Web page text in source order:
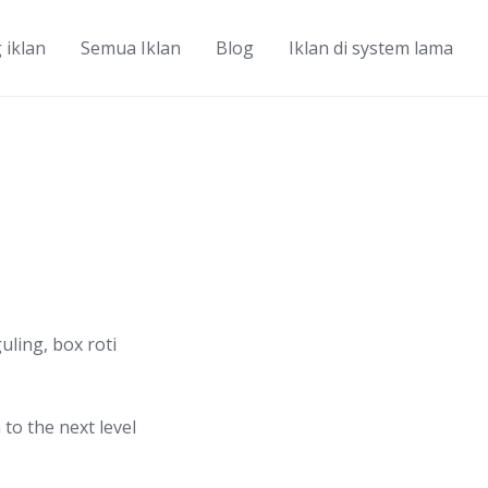
iklan Semua Iklan Blog Iklan di system lama
box roti
to the next level